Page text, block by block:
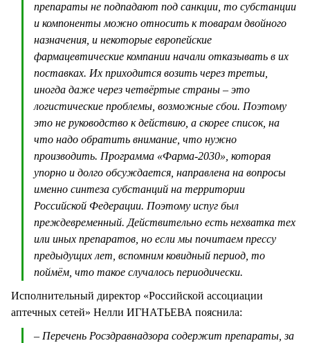
препараты не подпадают под санкции, то субстанции
и компоненты можно относить к товарам двойного
назначения, и некоторые европейские
фармацевтические компании начали отказывать в их
поставках. Их приходится возить через третьи,
иногда даже через четвёртые страны – это
логистические проблемы, возможные сбои. Поэтому
это не руководство к действию, а скорее список, на
что надо обратить внимание, что нужно
производить. Программа «Фарма-2030», которая
упорно и долго обсуждается, направлена на вопросы
именно синтеза субстанций на территории
Российской Федерации. Поэтому испуг был
преждевременный. Действительно есть нехватка тех
или иных препаратов, но если мы почитаем прессу
предыдущих лет, вспомним ковидный период, то
поймём, что такое случалось периодически.
Исполнительный директор «Российской ассоциации
аптечных сетей» Нелли ИГНАТЬЕВА пояснила:
– Перечень Росздравнадзора содержит препараты, за